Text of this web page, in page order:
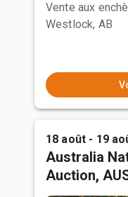
Vente aux
Westlock, AB
18 août - 19
Australia
Auction,